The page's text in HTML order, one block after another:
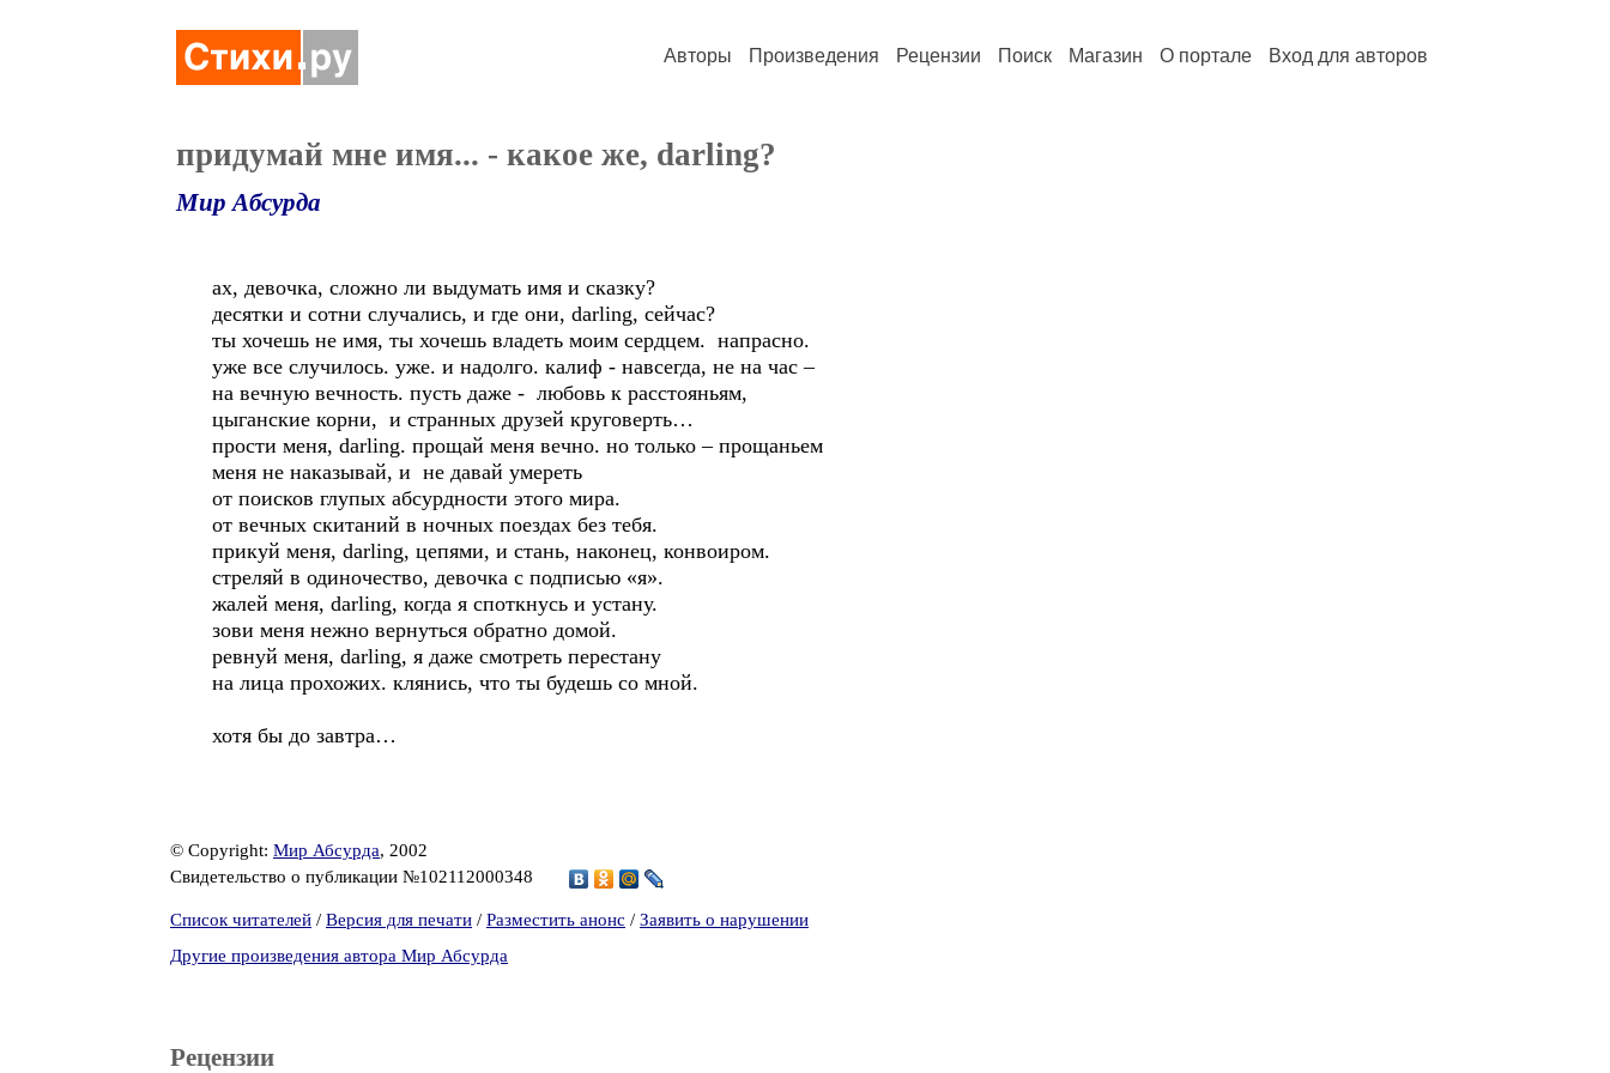
Авторы Произведения Рецензии Поиск Магазин О портале Вход для авторов
придумай мне имя... - какое же, darling?
Мир Абсурда
ах, девочка, сложно ли выдумать имя и сказку?
десятки и сотни случались, и где они, darling, сейчас?
ты хочешь не имя, ты хочешь владеть моим сердцем. напрасно.
уже все случилось. уже. и надолго. калиф - навсегда, не на час –
на вечную вечность. пусть даже - любовь к расстояньям,
цыганские корни, и странных друзей круговерть…
прости меня, darling. прощай меня вечно. но только – прощаньем
меня не наказывай, и не давай умереть
от поисков глупых абсурдности этого мира.
от вечных скитаний в ночных поездах без тебя.
прикуй меня, darling, цепями, и стань, наконец, конвоиром.
стреляй в одиночество, девочка с подписью «я».
жалей меня, darling, когда я споткнусь и устану.
зови меня нежно вернуться обратно домой.
ревнуй меня, darling, я даже смотреть перестану
на лица прохожих. клянись, что ты будешь со мной.
хотя бы до завтра…
© Copyright: Мир Абсурда, 2002
Свидетельство о публикации №102112000348
Список читателей / Версия для печати / Разместить анонс / Заявить о нарушении
Другие произведения автора Мир Абсурда
Рецензии